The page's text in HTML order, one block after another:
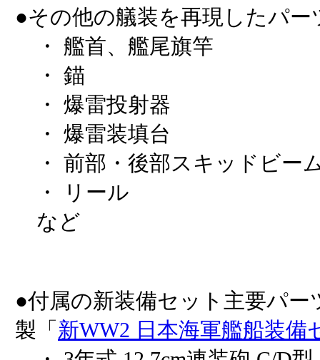
●その他の艤装を再現したパー
・ 艦首、艦尾旗竿
・ 錨
・ 爆雷投射器
・ 爆雷装填台
・ 前部・後部スキッドビー
・ リール
など
●付属の新装備セット主要パ
製「 新WW2 日本海軍艦船装備